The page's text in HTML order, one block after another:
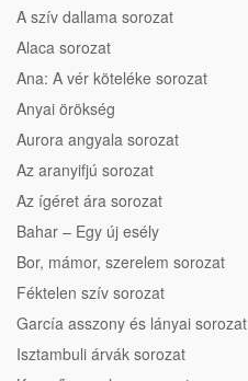
A szív dallama sorozat
Alaca sorozat
Ana: A vér köteléke sorozat
Anyai örökség
Aurora angyala sorozat
Az aranyifjú sorozat
Az ígéret ára sorozat
Bahar – Egy új esély
Bor, mámor, szerelem sorozat
Féktelen szív sorozat
García asszony és lányai sorozat
Isztambuli árvák sorozat